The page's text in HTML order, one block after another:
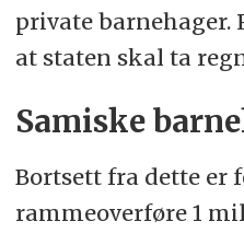
private barnehager.
at staten skal ta
Samiske
Bortsett fra dette er
rammeoverføre 1